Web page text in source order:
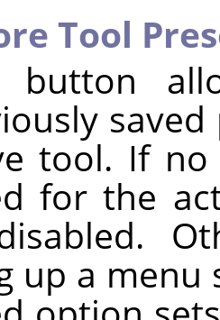
Tool
button
tool. If no
for the
up a menu